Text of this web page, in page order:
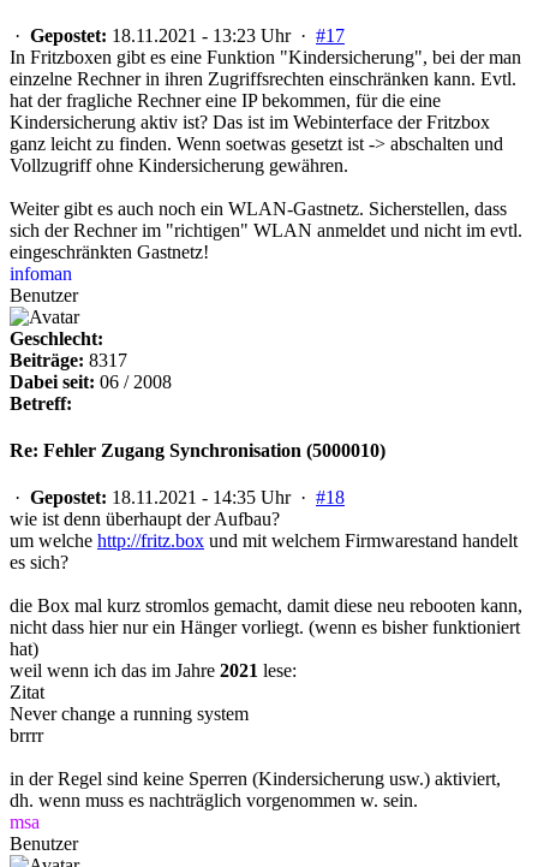
· Gepostet: 18.11.2021 - 13:23 Uhr · #17
In Fritzboxen gibt es eine Funktion "Kindersicherung", bei der man
einzelne Rechner in ihren Zugriffsrechten einschränken kann. Evtl.
hat der fragliche Rechner eine IP bekommen, für die eine
Kindersicherung aktiv ist? Das ist im Webinterface der Fritzbox
ganz leicht zu finden. Wenn soetwas gesetzt ist -> abschalten und
Vollzugriff ohne Kindersicherung gewähren.
Weiter gibt es auch noch ein WLAN-Gastnetz. Sicherstellen, dass
sich der Rechner im "richtigen" WLAN anmeldet und nicht im evtl.
eingeschränkten Gastnetz!
infoman
Benutzer
Geschlecht:
Beiträge: 8317
Dabei seit: 06 / 2008
Betreff:
Re: Fehler Zugang Synchronisation (5000010)
· Gepostet: 18.11.2021 - 14:35 Uhr · #18
wie ist denn überhaupt der Aufbau?
um welche http://fritz.box und mit welchem Firmwarestand handelt
es sich?
die Box mal kurz stromlos gemacht, damit diese neu rebooten kann,
nicht dass hier nur ein Hänger vorliegt. (wenn es bisher funktioniert
hat)
weil wenn ich das im Jahre 2021 lese:
Zitat
Never change a running system
brrrr
in der Regel sind keine Sperren (Kindersicherung usw.) aktiviert,
dh. wenn muss es nachträglich vorgenommen w. sein.
msa
Benutzer